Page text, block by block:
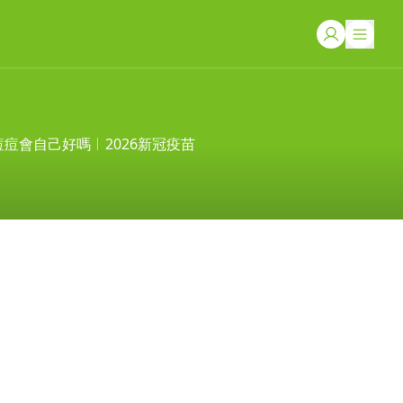
痘會自己好嗎 2026新冠疫苗